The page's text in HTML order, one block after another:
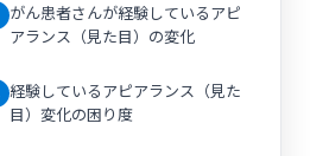
がん患者さんが経験しているアピ
アランス（見た目）の変化
経験しているアピアランス（見た
目）変化の困り度